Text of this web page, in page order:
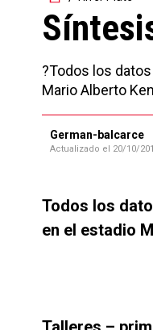
?Todos los
Mario Alberto
German-balcarce
Actualizado el 20/10/
Todos los
en el estadio